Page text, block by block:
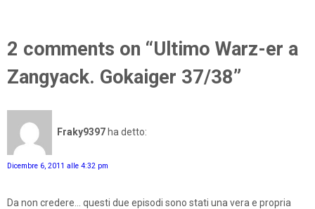
2 comments on “Ultimo Warz-er a
Zangyack. Gokaiger 37/38”
Fraky9397 ha detto:
Dicembre 6, 2011 alle 4:32 pm
Da non credere... questi due episodi sono stati una vera e propria